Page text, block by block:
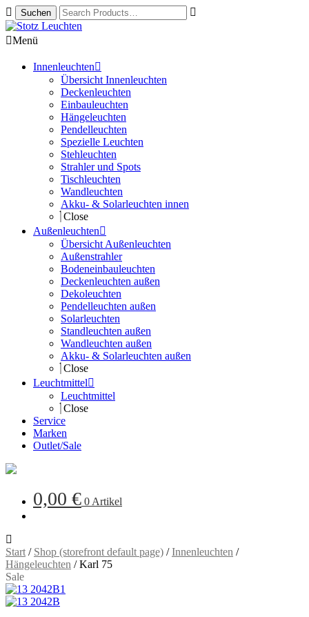
Zur
Navigation
Springe
zum
Menü
Innenleuchten
Übersicht Innenleuchten
Deckenleuchten
Einbauleuchten
Hängeleuchten
Pendelleuchten
Spezielle Leuchten
Stehleuchten
Strahler und Spots
Tischleuchten
Wandleuchten
Akku- & Solarleuchten innen
Close
Außenleuchten
Übersicht Außenleuchten
Außenstrahler
Bodeneinbauleuchten
Deckenleuchten außen
Dekoleuchten
Pendelleuchten außen
Solarleuchten
Standleuchten außen
Wandleuchten außen
Akku- & Solarleuchten außen
Close
Leuchtmittel
Leuchtmittel
Close
Service
Marken
Outlet/Sale
0,00 € 0 Artikel
Start / Shop (storefront default page) /Innenleuchten /
Hängeleuchten /Karl 75
Sale